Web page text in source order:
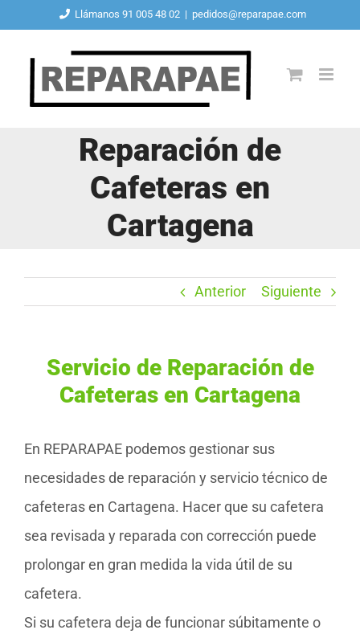
contenido
Llámanos 91 005 48 02 | pedidos@reparapae.com
Reparación de
Cafeteras en
Cartagena
Anterior Siguiente
Servicio de Reparación de
Cafeteras en Cartagena
En REPARAPAE podemos gestionar sus
necesidades de reparación y servicio técnico de
cafeteras en Cartagena. Hacer que su cafetera
sea revisada y reparada con corrección puede
prolongar en gran medida la vida útil de su
cafetera.
Si su cafetera deja de funcionar súbitamente o